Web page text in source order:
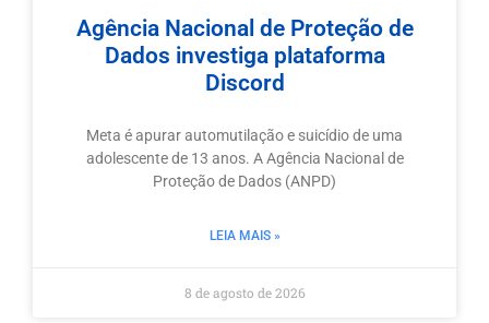
Agência Nacional de Proteção de
Dados investiga plataforma
Discord
Meta é apurar automutilação e suicídio de uma
adolescente de 13 anos. A Agência Nacional de
Proteção de Dados (ANPD)
LEIA MAIS »
8 de agosto de 2026